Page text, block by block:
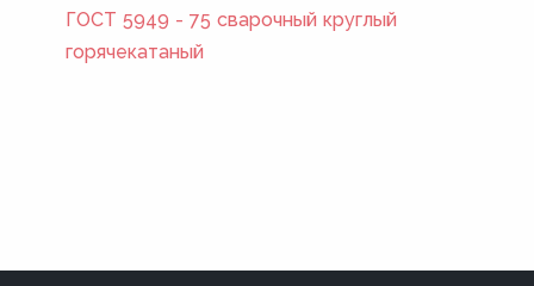
ГОСТ 5949 - 75 сварочный круглый
горячекатаный